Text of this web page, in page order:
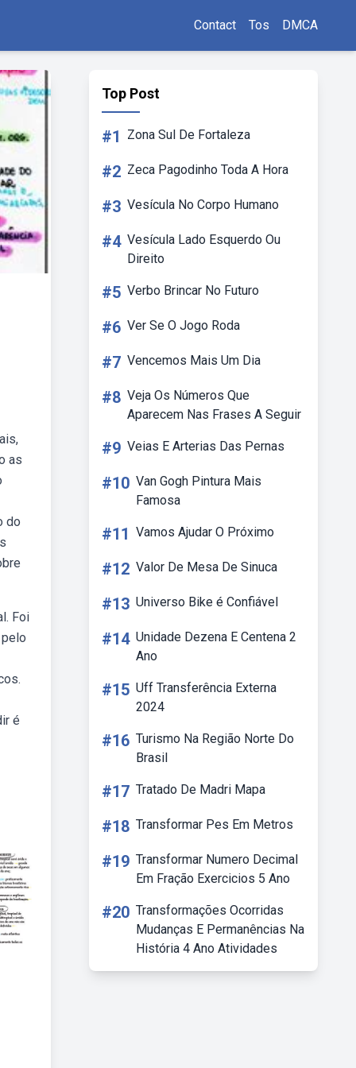
Contact Tos DMCA
as
do
Foi
é
Top Post
#1 Zona Sul De Fortaleza
#2 Zeca Pagodinho Toda A Hora
#3 Vesícula No Corpo Humano
#4 Vesícula Lado Esquerdo Ou
Direito
#5 Verbo Brincar No Futuro
#6 Ver Se O Jogo Roda
#7 Vencemos Mais Um Dia
#8 Veja Os Números Que
Aparecem Nas Frases A Seguir
#9 Veias E Arterias Das Pernas
#10 Van Gogh Pintura Mais
Famosa
#11 Vamos Ajudar O Próximo
#12 Valor De Mesa De Sinuca
#13 Universo Bike é Confiável
#14 Unidade Dezena E Centena 2
Ano
#15 Uff Transferência Externa
2024
#16 Turismo Na Região Norte Do
Brasil
#17 Tratado De Madri Mapa
#18 Transformar Pes Em Metros
#19 Transformar Numero Decimal
Em Fração Exercicios 5 Ano
#20 Transformações Ocorridas
Mudanças E Permanências Na
História 4 Ano Atividades